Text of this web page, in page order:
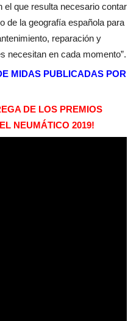
el que resulta necesario contar
de la geografía española para
reparación y
necesitan en cada momento”.
MIDAS PUBLICADAS POR
DE LOS PREMIOS
NEUMÁTICO 2019!